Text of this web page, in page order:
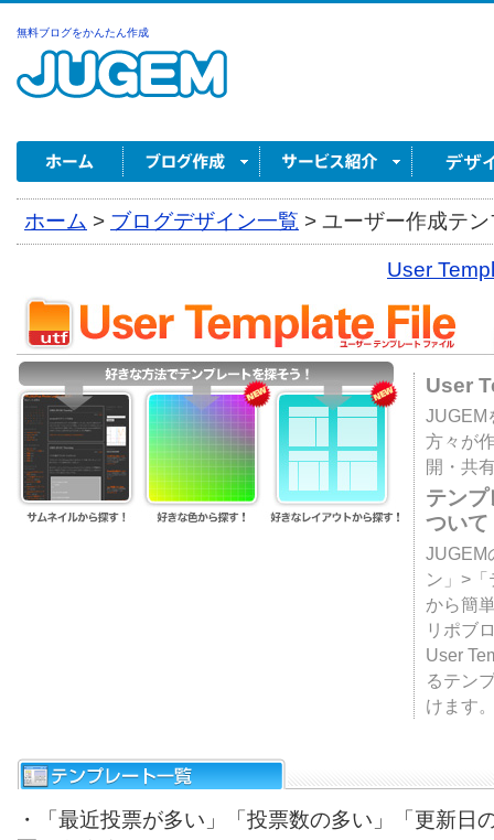
無料ブログをかんたん作成
ホーム > ブログデザイン一覧 > ユーザー作成テ
User
User
JUGEM
方々が
開・共
テン
ついて
JUGEM
ン」>
から簡
リポブ
User
るテン
けます
・「最近投票が多い」「投票数の多い」「更新日